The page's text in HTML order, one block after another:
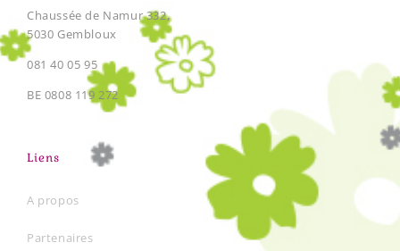
Chaussée de Namur 332,
5030 Gembloux
081 40 05 95
BE 0808 119 272
Liens
A propos
Partenaires